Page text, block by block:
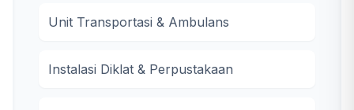
Unit Transportasi & Ambulans
Instalasi Diklat & Perpustakaan